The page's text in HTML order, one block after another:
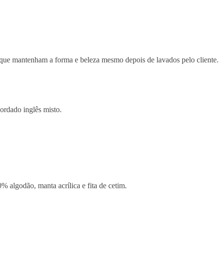
mantenham a forma e beleza mesmo depois de lavados pelo cliente.
inglês misto.
algodão, manta acrílica e fita de cetim.